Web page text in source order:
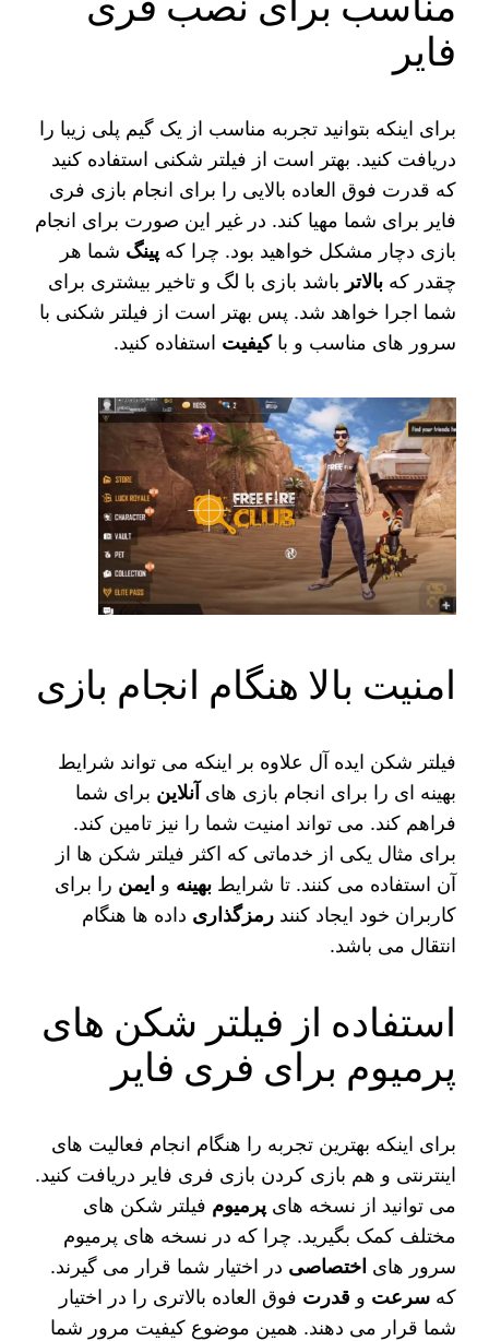
فایر
برای اینکه بتوانید تجربه مناسب از یک گیم پلی زیبا را
دریافت کنید. بهتر است از فیلتر شکنی استفاده کنید
که قدرت فوق العاده بالایی را برای انجام بازی فری
فایر برای شما مهیا کند‌. در غیر این صورت برای انجام
بازی دچار مشکل خواهید بود. چرا کهپینگ شما هر
چقدر کهبالاتر باشد بازی با لگ و تاخیر بیشتری برای
شما اجرا خواهد شد. پس بهتر است از فیلتر شکنی با
سرور های مناسب و باکیفیت استفاده کنید.
امنیت بالا هنگام انجام بازی
فیلتر شکن ایده‌ آل علاوه بر اینکه می‌ تواند شرایط
بهینه ای را برای انجام بازی های آنلاین برای شما
فراهم کند. می‌ تواند امنیت شما را نیز تامین کند.
برای مثال یکی از خدماتی که اکثر فیلتر شکن ها از
آن استفاده می کنند. تا شرایطبهینه و ایمن را برای
کاربران خود ایجاد کنندرمزگذاری داده ها هنگام
انتقال می باشد.
استفاده از فیلتر شکن های
پرمیوم برای فری فایر
برای اینکه بهترین تجربه را هنگام انجام فعالیت های
اینترنتی و هم بازی کردن بازی فری فایر دریافت کنید.
می‌ توانید از نسخه هایپرمیوم فیلتر شکن های
مختلف کمک بگیرید. چرا که در نسخه های پرمیوم
سرور های اختصاصی در اختیار شما قرار می گیرند.
کهسرعت و قدرت فوق العاده بالاتری را در اختیار
شما قرار می دهند. همین موضوع کیفیت مرور شما